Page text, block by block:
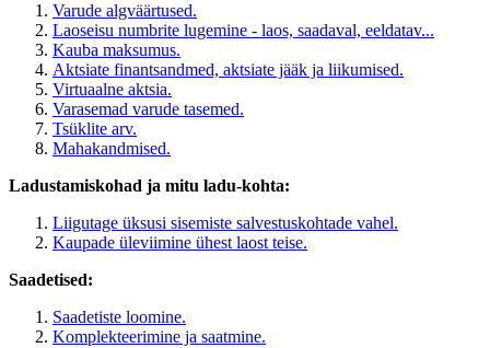
Varude algväärtused.
Laoseisu numbrite lugemine - laos, saadaval, eeldatav...
Kauba maksumus.
Aktsiate finantsandmed, aktsiate jääk ja liikumised.
Virtuaalne aktsia.
Varasemad varude tasemed.
Tsüklite arv.
Mahakandmised.
Ladustamiskohad ja mitu ladu-kohta:
Liigutage üksusi sisemiste salvestuskohtade vahel.
Kaupade üleviimine ühest laost teise.
Saadetised:
Saadetiste loomine.
Komplekteerimine ja saatmine.